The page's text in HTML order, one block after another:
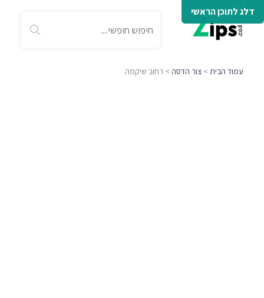
דלג לתוכן הראשי
עמוד הבית > צור הדסה > רחוב שיקמה